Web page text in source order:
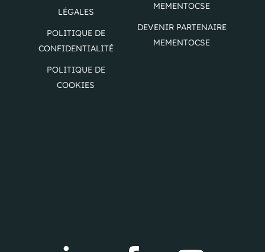
LÉGALES
POLITIQUE DE
CONFIDENTIALITÉ
POLITIQUE DE
COOKIES
MEMENTOCSE
DEVENIR PARTENAIRE
MEMENTOCSE